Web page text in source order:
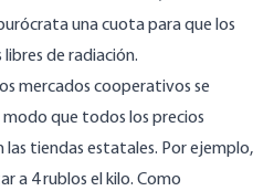
una cuota para que los
de radiación.
mercados cooperativos se
que todos los precios
las tiendas estatales. Por ejemplo,
a 4 rublos el kilo. Como